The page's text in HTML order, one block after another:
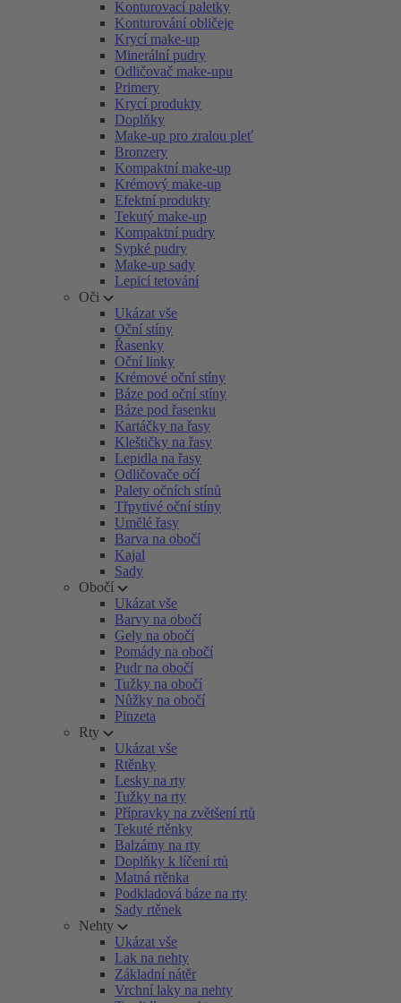
Konturovací paletky
Konturování obličeje
Krycí make-up
Minerální pudry
Odličovač make-upu
Primery
Krycí produkty
Doplňky
Make-up pro zralou pleť
Bronzery
Kompaktní make-up
Krémový make-up
Efektní produkty
Tekutý make-up
Kompaktní pudry
Sypké pudry
Make-up sady
Lepicí tetování
Oči
Ukázat vše
Oční stíny
Řasenky
Oční linky
Krémové oční stíny
Báze pod oční stíny
Báze pod řasenku
Kartáčky na řasy
Kleštičky na řasy
Lepidla na řasy
Odličovače očí
Palety očních stínů
Třpytivé oční stíny
Umělé řasy
Barva na obočí
Kajal
Sady
Obočí
Ukázat vše
Barvy na obočí
Gely na obočí
Pomády na obočí
Pudr na obočí
Tužky na obočí
Nůžky na obočí
Pinzeta
Rty
Ukázat vše
Rtěnky
Lesky na rty
Tužky na rty
Přípravky na zvětšení rtů
Tekuté rtěnky
Balzámy na rty
Doplňky k líčení rtů
Matná rtěnka
Podkladová báze na rty
Sady rtěnek
Nehty
Ukázat vše
Lak na nehty
Základní nátěr
Vrchní laky na nehty